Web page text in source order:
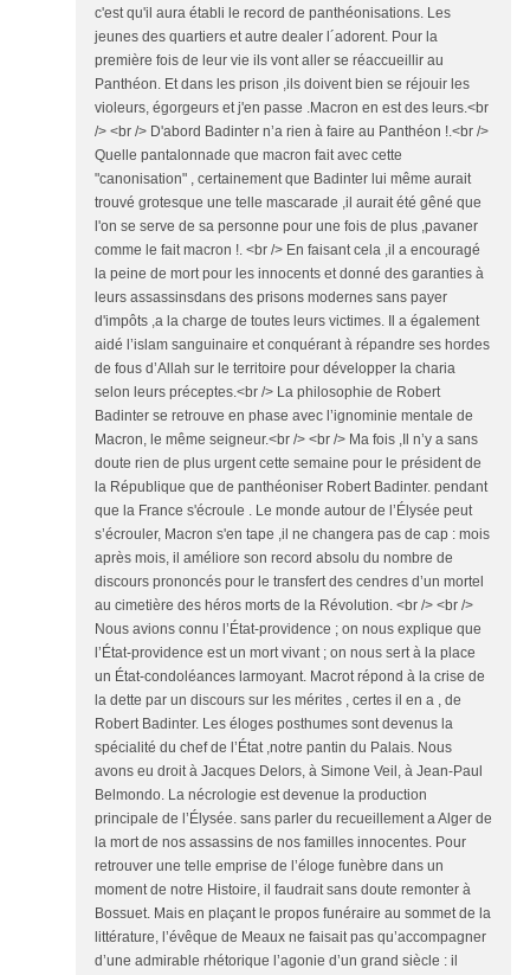
c'est qu'il aura établi le record de panthéonisations. Les
jeunes des quartiers et autre dealer l´adorent. Pour la
première fois de leur vie ils vont aller se réaccueillir au
Panthéon. Et dans les prison ,ils doivent bien se réjouir les
violeurs, égorgeurs et j'en passe .Macron en est des leurs.<br
/> <br /> D'abord Badinter n’a rien à faire au Panthéon !.<br />
Quelle pantalonnade que macron fait avec cette
"canonisation" , certainement que Badinter lui même aurait
trouvé grotesque une telle mascarade ,il aurait été gêné que
l'on se serve de sa personne pour une fois de plus ,pavaner
comme le fait macron !. <br /> En faisant cela ,il a encouragé
la peine de mort pour les innocents et donné des garanties à
leurs assassinsdans des prisons modernes sans payer
d'impôts ,a la charge de toutes leurs victimes. Il a également
aidé l’islam sanguinaire et conquérant à répandre ses hordes
de fous d’Allah sur le territoire pour développer la charia
selon leurs préceptes.<br /> La philosophie de Robert
Badinter se retrouve en phase avec l’ignominie mentale de
Macron, le même seigneur.<br /> <br /> Ma fois ,Il n’y a sans
doute rien de plus urgent cette semaine pour le président de
la République que de panthéoniser Robert Badinter. pendant
que la France s'écroule . Le monde autour de l’Élysée peut
s’écrouler, Macron s'en tape ,il ne changera pas de cap : mois
après mois, il améliore son record absolu du nombre de
discours prononcés pour le transfert des cendres d’un mortel
au cimetière des héros morts de la Révolution. <br /> <br />
Nous avions connu l’État-providence ; on nous explique que
l’État-providence est un mort vivant ; on nous sert à la place
un État-condoléances larmoyant. Macrot répond à la crise de
la dette par un discours sur les mérites , certes il en a , de
Robert Badinter. Les éloges posthumes sont devenus la
spécialité du chef de l’État ,notre pantin du Palais. Nous
avons eu droit à Jacques Delors, à Simone Veil, à Jean-Paul
Belmondo. La nécrologie est devenue la production
principale de l’Élysée. sans parler du recueillement a Alger de
la mort de nos assassins de nos familles innocentes. Pour
retrouver une telle emprise de l’éloge funèbre dans un
moment de notre Histoire, il faudrait sans doute remonter à
Bossuet. Mais en plaçant le propos funéraire au sommet de la
littérature, l’évêque de Meaux ne faisait pas qu’accompagner
d’une admirable rhétorique l’agonie d’un grand siècle : il